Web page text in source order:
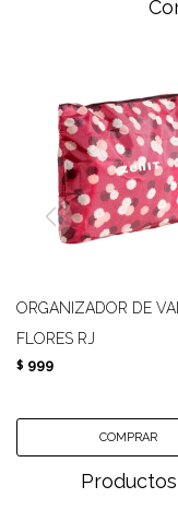
ORGANIZADOR DE
FLORES RJ
$ 999